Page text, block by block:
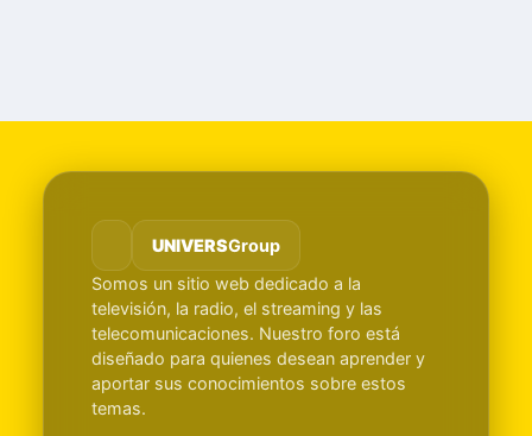
UNIVERSGroup
Somos un sitio web dedicado a la
televisión, la radio, el streaming y las
telecomunicaciones. Nuestro foro está
diseñado para quienes desean aprender y
aportar sus conocimientos sobre estos
temas.